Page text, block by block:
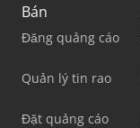
Bán
Đăng quảng cáo
Quản lý tin rao
Đặt quảng cáo